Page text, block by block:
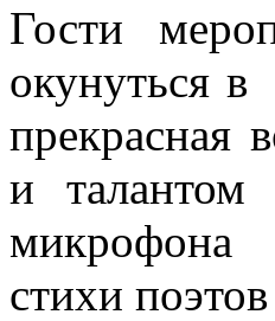
Гости
окунуться
прекрасная
и талантом
микрофона
стихи